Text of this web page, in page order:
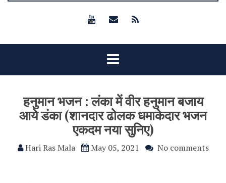
हनुमान भजन : लंका में वीर हनुमान बजाय
आये डंका (शानदार ढोलक धमाकेदार भजन
एकदम नया सुनिए)
Hari Ras Mala May 05, 2021 No comments